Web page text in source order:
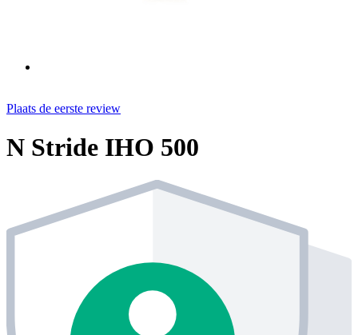
Plaats de eerste review
N Stride IHO 500